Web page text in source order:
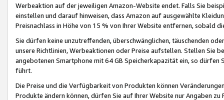
Werbeaktion auf der jeweiligen Amazon-Website endet. Falls Sie
einstellen und darauf hinweisen, dass Amazon auf ausgewählte
Preisnachlass in Höhe von 15 % von Ihrer Website entfernen, sobald
Sie dürfen keine unzutreffenden, überschwänglichen, täuschenden
unsere Richtlinien, Werbeaktionen oder Preise aufstellen. Stellen Sie
angebotenen Smartphone mit 64 GB Speicherkapazität ein, so dürfen
führt.
Die Preise und die Verfügbarkeit von Produkten können
Produkte ändern können, dürfen Sie auf Ihrer Website nur Angaben